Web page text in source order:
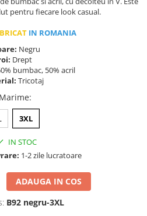
pentru fiecare look casual.
IN ROMANIA
Negru
Drept
bumbac, 50% acril
Tricotaj
Marime:
3XL
IN STOC
1-2 zile lucratoare
ADAUGA IN COS
B92 negru-3XL